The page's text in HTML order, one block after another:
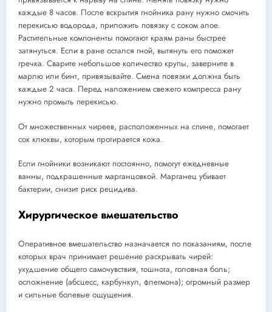
каждые 8 часов. После вскрытия гнойника рану нужно смочить
перекисью водорода, приложить повязку с соком алое.
Растительные компоненты помогают краям раны быстрее
затянуться. Если в ране остался гной, вытянуть его поможет
гречка. Сварите небольшое количество крупы, заверните в
марлю или бинт, привязывайте. Смена повязки должна быть
каждые 2 часа. Перед наложением свежего компресса рану
нужно промыть перекисью.
От множественных чиреев, расположенных на спине, помогает
сок клюквы, которым протирается кожа.
Если гнойники возникают постоянно, помогут ежедневные
ванны, подкрашенные марганцовкой. Марганец убивает
бактерии, снизит риск рецидива.
Хирургическое вмешательство
Оперативное вмешательство назначается по показаниям, после
которых врач принимает решение раскрывать чирей:
ухудшение общего самочувствия, тошнота, головная боль;
осложнение (абсцесс, карбункул, флегмона); огромный размер
и сильные болевые ощущения.